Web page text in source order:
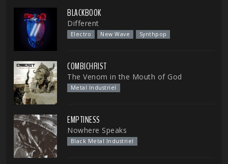
BLACKBOOK
Different
Electro New Wave Synthpop
COMBICHRIST
The Venom in the Mouth of God
Metal Industriel
EMPTINESS
Nowhere Speaks
Black Metal Industriel